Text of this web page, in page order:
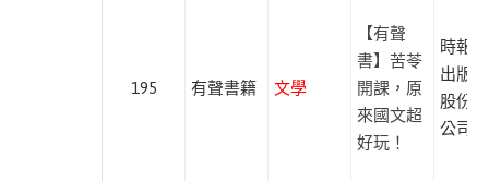
195 有聲書籍 文學
【有聲
書】苦苓
開課，原
來國文超
好玩！
時報
出版
股份
公司